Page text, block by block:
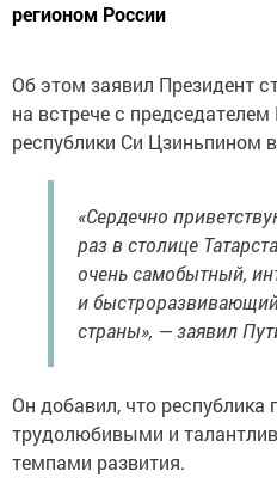
регионом России
Об этом заявил Президент
на встрече с
республики Си Цзиньпином
«Сердечно
раз в столице
очень самобытный,
и
страны», — заявил
Он добавил, что
трудолюбивыми и
темпами развития.